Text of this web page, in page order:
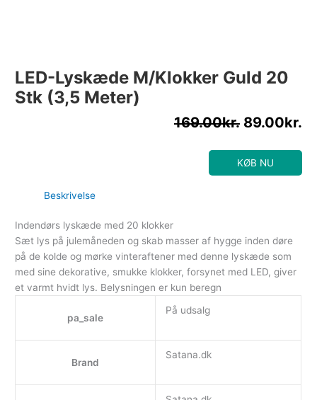
LED-Lyskæde M/klokker Guld 20
Stk (3,5 Meter)
169.00kr. 89.00kr.
KØB NU
Beskrivelse
Indendørs lyskæde med 20 klokker
Sæt lys på julemåneden og skab masser af hygge inden døre
på de kolde og mørke vinteraftener med denne lyskæde som
med sine dekorative, smukke klokker, forsynet med LED, giver
et varmt hvidt lys. Belysningen er kun beregn
pa_sale
På udsalg
Brand
Satana.dk